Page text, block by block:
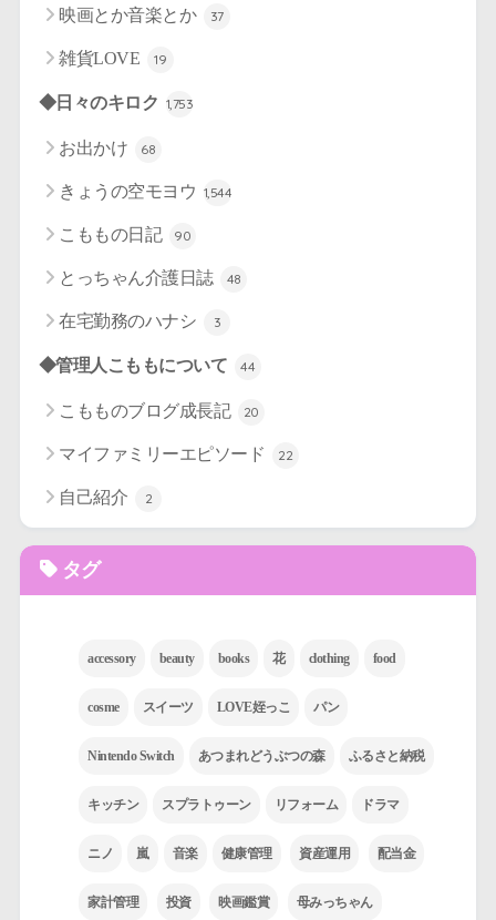
映画とか音楽とか 37
雑貨LOVE 19
◆日々のキロク 1,753
お出かけ 68
きょうの空モヨウ 1,544
こももの日記 90
とっちゃん介護日誌 48
在宅勤務のハナシ 3
◆管理人こももについて 44
こもものブログ成長記 20
マイファミリーエピソード 22
自己紹介 2
タグ
accessory beauty books 花 clothing food
cosme スイーツ LOVE姪っこ パン
Nintendo Switch あつまれどうぶつの森 ふるさと納税
キッチン スプラトゥーン リフォーム ドラマ
ニノ 嵐 音楽 健康管理 資産運用 配当金
家計管理 投資 映画鑑賞 母みっちゃん